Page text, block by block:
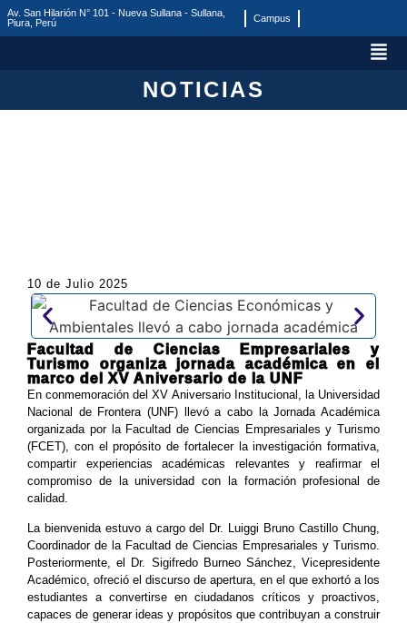
Av. San Hilarión N° 101 - Nueva Sullana - Sullana,
Piura, Perú
Campus
NOTICIAS
10 de Julio 2025
Facultad de Ciencias Empresariales y
Turismo organiza jornada académica en el
marco del XV Aniversario de la UNF
En conmemoración del XV Aniversario Institucional, la Universidad
Nacional de Frontera (UNF) llevó a cabo la Jornada Académica
organizada por la Facultad de Ciencias Empresariales y Turismo
(FCET), con el propósito de fortalecer la investigación formativa,
compartir experiencias académicas relevantes y reafirmar el
compromiso de la universidad con la formación profesional de
calidad.
La bienvenida estuvo a cargo del Dr. Luiggi Bruno Castillo Chung,
Coordinador de la Facultad de Ciencias Empresariales y Turismo.
Posteriormente, el Dr. Sigifredo Burneo Sánchez, Vicepresidente
Académico, ofreció el discurso de apertura, en el que exhortó a los
estudiantes a convertirse en ciudadanos críticos y proactivos,
capaces de generar ideas y propósitos que contribuyan a construir